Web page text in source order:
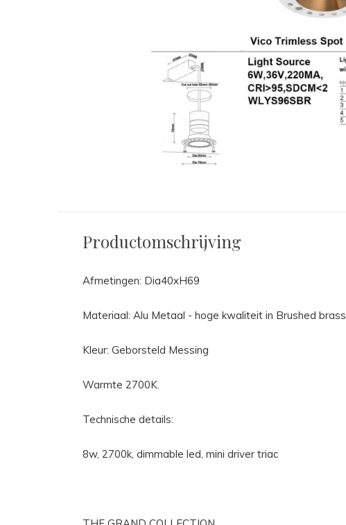
Productomschrijving
Afmetingen: Dia40xH69
Materiaal: Alu Metaal - hoge kwaliteit in Brushed brass
Kleur: Geborsteld Messing
Warmte 2700K.
Technische details:
8w, 2700k, dimmable led, mini driver triac